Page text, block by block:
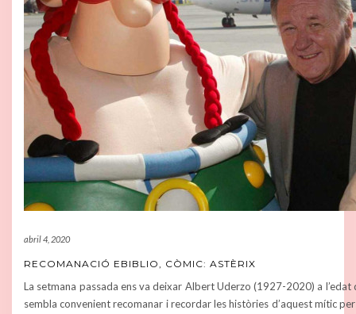
abril 4, 2020
RECOMANACIÓ EBIBLIO, CÒMIC: ASTÈRIX
La setmana passada ens va deixar Albert Uderzo (1927-2020) a
sembla convenient recomanar i recordar les històries d’aquest mític